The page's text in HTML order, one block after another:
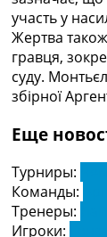
Новини
Турніри
участь у
Жертва
гравця,
суду.
збірної
Еще
Турниры:
Команды:
Тренеры:
Игроки: